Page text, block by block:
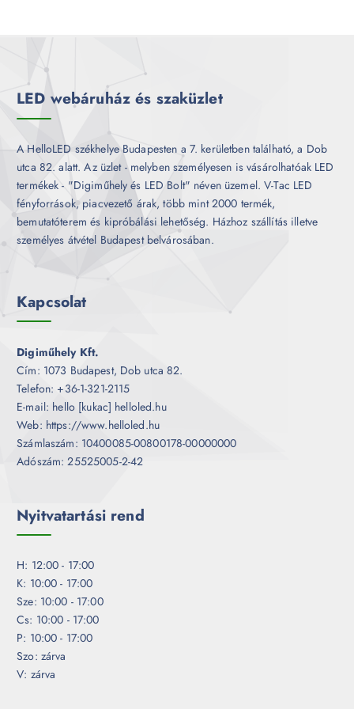
LED webáruház és szaküzlet
A HelloLED székhelye Budapesten a 7. kerületben található, a Dob
utca 82. alatt. Az üzlet - melyben személyesen is vásárolhatóak LED
termékek - "Digiműhely és LED Bolt" néven üzemel. V-Tac LED
fényforrások, piacvezető árak, több mint 2000 termék,
bemutatóterem és kipróbálási lehetőség. Házhoz szállítás illetve
személyes átvétel Budapest belvárosában.
Kapcsolat
Digiműhely Kft.
Cím: 1073 Budapest, Dob utca 82.
Telefon: +36-1-321-2115
E-mail: hello [kukac] helloled.hu
Web: https://www.helloled.hu
Számlaszám: 10400085-00800178-00000000
Adószám: 25525005-2-42
Nyitvatartási rend
H: 12:00 - 17:00
K: 10:00 - 17:00
Sze: 10:00 - 17:00
Cs: 10:00 - 17:00
P: 10:00 - 17:00
Szo: zárva
V: zárva